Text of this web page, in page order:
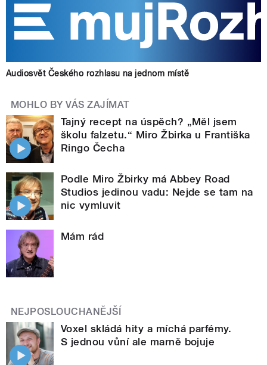
Audiosvět Českého rozhlasu na jednom místě
MOHLO BY VÁS ZAJÍMAT
Tajný recept na úspěch? „Měl jsem
školu falzetu.“ Miro Žbirka u Františka
Ringo Čecha
Podle Miro Žbirky má Abbey Road
Studios jedinou vadu: Nejde se tam na
nic vymluvit
Mám rád
NEJPOSLOUCHANĚJŠÍ
Voxel skládá hity a míchá parfémy.
S jednou vůní ale marně bojuje